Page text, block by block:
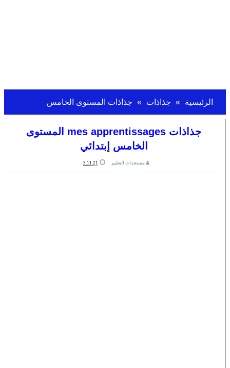
الرئيسية جذاذات جذاذات المستوى الخامس
جذاذات mes apprentissages المستوى
الخامس إبتدائي
مستجدات التعليم 3.11.21